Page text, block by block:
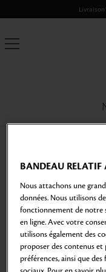
BANDEAU RELATIF
Nous attachons une
données. Nous utilisons
fonctionnement de notre
en ligne. Avec votre
utilisons également des
proposer des contenus
préférences, ainsi que